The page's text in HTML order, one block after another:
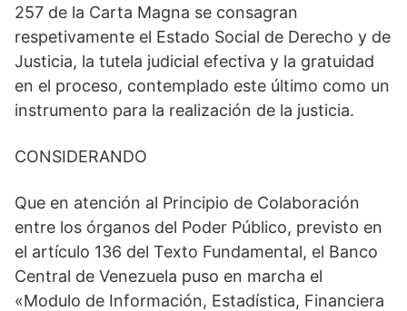
257 de la Carta Magna se consagran
respetivamente el Estado Social de Derecho y de
Justicia, la tutela judicial efectiva y la gratuidad
en el proceso, contemplado este último como un
instrumento para la realización de la justicia.
CONSIDERANDO
Que en atención al Principio de Colaboración
entre los órganos del Poder Público, previsto en
el artículo 136 del Texto Fundamental, el Banco
Central de Venezuela puso en marcha el
«Modulo de Información, Estadística, Financiera